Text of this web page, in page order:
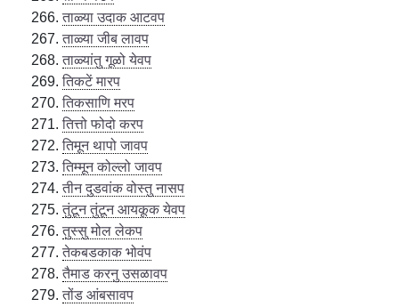
ताळ्या उदाक आटवप
ताळ्या जीब लावप
ताळ्यांतु गूळो येवप
तिकटें मारप
तिकसाणि मरप
तित्तो फोदो करप
तिमून थापो जावप
तिम्मून कोल्लो जावप
तीन दुडवांक वोस्तु नासप
तुंटून तुंटून आयकूक येवप
तुस्सु मोल लेकप
तेकबडकाक भोवंप
तैमाड करनु उसळावप
तोंड आंबसावप